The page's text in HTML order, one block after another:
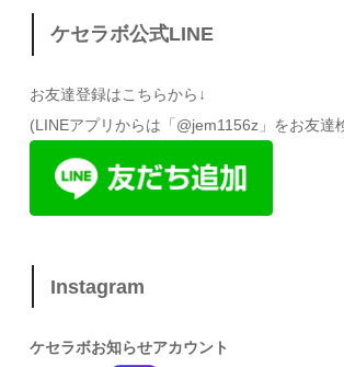
ケセラボ公式LINE
お友達登録はこちらから↓
(LINEアプリからは「@jem1156z」をお友達
Instagram
ケセラボお知らせアカウント